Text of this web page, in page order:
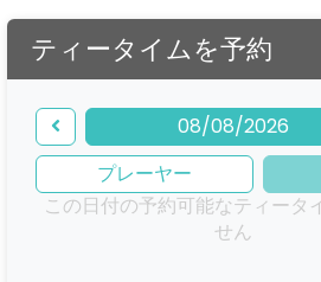
ティータイムを予約
08/08/2026
プレーヤー
この日付の予約可能なティータ
せん